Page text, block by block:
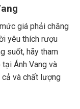
giá phải chăng
yêu thích rượu
suốt, hãy tham
tại Ánh Vang và
cả và chất lượng